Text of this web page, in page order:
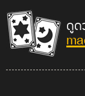
ดูด